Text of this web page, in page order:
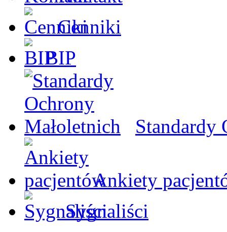
Cenniki
BIP
Standardy
Ankiety
Sygnaliści